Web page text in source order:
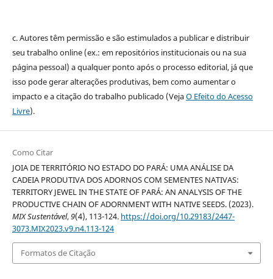
c. Autores têm permissão e são estimulados a publicar e distribuir
seu trabalho online (ex.: em repositórios institucionais ou na sua
página pessoal) a qualquer ponto após o processo editorial, já que
isso pode gerar alterações produtivas, bem como aumentar o
impacto e a citação do trabalho publicado (VejaO Efeito do Acesso
Livre).
Como Citar
JOIA DE TERRITÓRIO NO ESTADO DO PARÁ: UMA ANÁLISE DA
CADEIA PRODUTIVA DOS ADORNOS COM SEMENTES NATIVAS:
TERRITORY JEWEL IN THE STATE OF PARÁ: AN ANALYSIS OF THE
PRODUCTIVE CHAIN OF ADORNMENT WITH NATIVE SEEDS. (2023).
MIX Sustentável,9(4), 113-124. https://doi.org/10.29183/2447-
3073.MIX2023.v9.n4.113-124
Formatos de Citação